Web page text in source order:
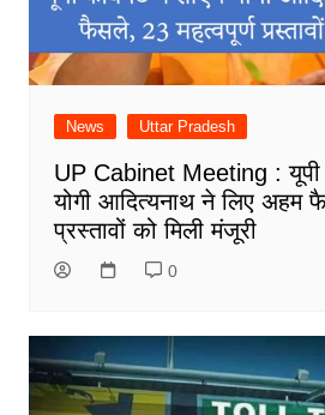
News Uttar Pradesh
UP Cabinet Meeting : यूपी
योगी आदित्यनाथ ने लिए अहम
प्रस्तावों को मिली मंजूरी
0